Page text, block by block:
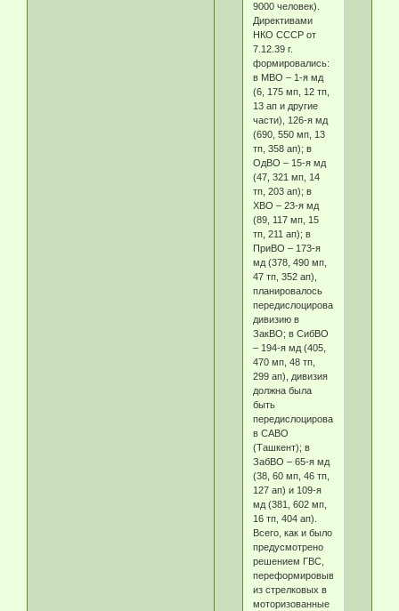
9000 человек).
Директивами
НКО СССР от
7.12.39 г.
формировались:
в МВО – 1-я мд
(6, 175 мп, 12 тп,
13 ап и другие
части), 126-я мд
(690, 550 мп, 13
тп, 358 ап); в
ОдВО – 15-я мд
(47, 321 мп, 14
тп, 203 ап); в
ХВО – 23-я мд
(89, 117 мп, 15
тп, 211 ап); в
ПриВО – 173-я
мд (378, 490 мп,
47 тп, 352 ап),
планировалось
передислоцировать
дивизию в
ЗакВО; в СибВО
– 194-я мд (405,
470 мп, 48 тп,
299 ап), дивизия
должна была
быть
передислоцирована
в САВО
(Ташкент); в
ЗабВО – 65-я мд
(38, 60 мп, 46 тп,
127 ап) и 109-я
мд (381, 602 мп,
16 тп, 404 ап).
Всего, как и было
предусмотрено
решением ГВС,
переформировывалось
из стрелковых в
моторизованные